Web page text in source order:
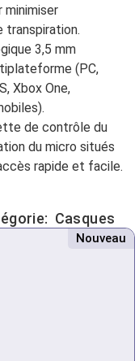
minimiser
transpiration.
3,5 mm
(PC,
Xbox One,
de contrôle du
du micro situés
rapide et facile.
Casques
Nouveau